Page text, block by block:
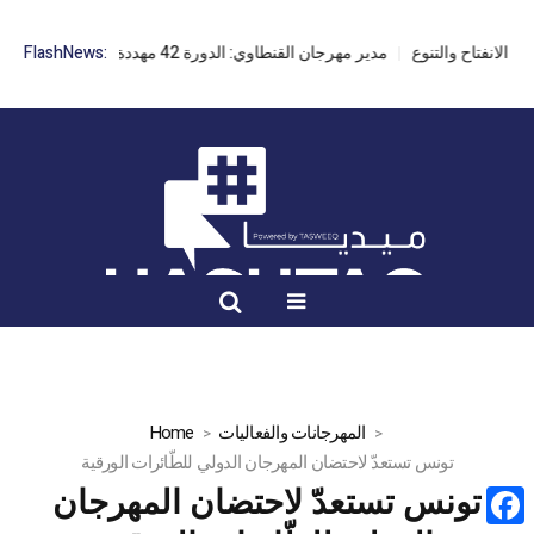
FlashNews: مدير مهرجان القنطاوي: الدورة 42 مهددة بسبب تأخر التراخيص
Home
المهرجانات والفعاليات
تونس تستعدّ لاحتضان المهرجان الدولي للطّائرات الورقية
تونس تستعدّ لاحتضان المهرجان